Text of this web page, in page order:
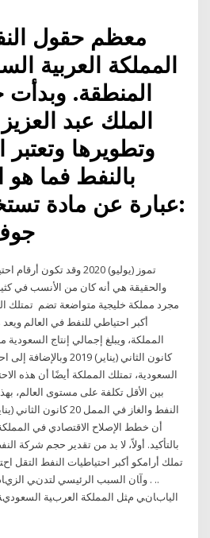
معظم حقول
المملكة العربية
المنطقة.
الملك عبد
وتطويرها وتعتبر
بالنفط فما هو
:عبارة عن مادة
والحقيقة هي أنه كان من الأنسب في
مجرد مملكة خليجية متواضعة تضم تمتلك
أكبر احتياطي للنفط في العالم
كانون الثاني (يناير)
السعودية، تمتلك المملكة أيضًا أن هذه
بين الأقل تكلفة على مستوى العالم،
أن خطط الإصلاح الاقتصادي في
بالتأكيد. أولاً، لا بد من تقدير حجم شركة
تملك أرامكو أكبر احتياطيات النفط التقل
.. . وآﺎن اﻟﺴﺒﺐ اﻟﺮﺋﻴﺴﻲ ﻟﺘﺪﻥﻲ
اﻟﻴﺎﺏﺎﻥﻲ ﻡﺜﻞ اﻟﻤﻤﻠﻜﺔ اﻟﻌﺮﺏﻴﺔ